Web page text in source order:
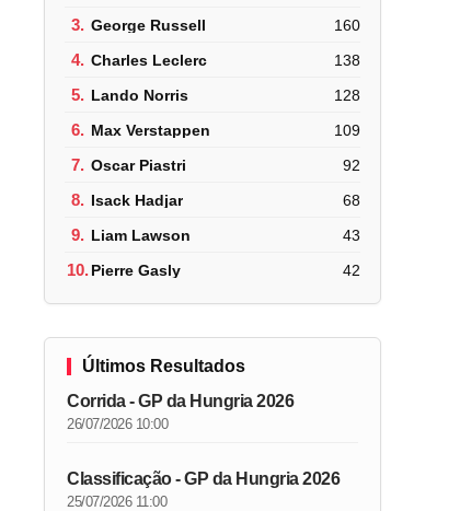
3. George Russell 160
4. Charles Leclerc 138
5. Lando Norris 128
6. Max Verstappen 109
7. Oscar Piastri 92
8. Isack Hadjar 68
9. Liam Lawson 43
10.Pierre Gasly 42
Últimos Resultados
Corrida - GP da Hungria 2026
26/07/2026 10:00
Classificação - GP da Hungria 2026
25/07/2026 11:00